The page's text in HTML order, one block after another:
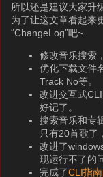
所以还是建议大家升
为了让这文章看起来
“ChangeLog”吧~
修改音乐搜索
优化下载文件
Track No等。
改进交互式
好记了。
搜索音乐和专
只有20首歌了
改进了
现运行不了的
完成了CLI指